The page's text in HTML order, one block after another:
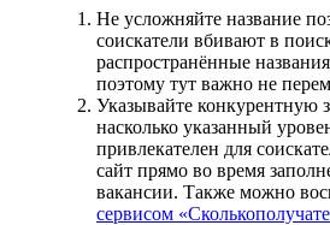
Не усложняйте название
соискатели вбивают в
распространённые
поэтому тут важно не
Указывайте конкурентную
насколько указанный
привлекателен для
сайт прямо во время
вакансии. Также можно
сервисом